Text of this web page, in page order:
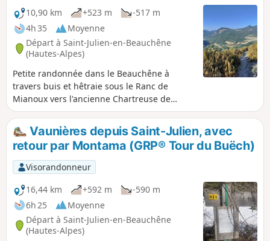
10,90 km
+523 m
-517 m
4h 35
Moyenne
Départ à Saint-Julien-en-Beauchêne
(Hautes-Alpes)
Petite randonnée dans le Beauchêne à
travers buis et hêtraie sous le Ranc de
Mianoux vers l'ancienne Chartreuse de
Durbon.
Vaunières depuis Saint-Julien, avec
retour par Montama (GRP® Tour du Buëch)
Visorandonneur
16,44 km
+592 m
-590 m
6h 25
Moyenne
Départ à Saint-Julien-en-Beauchêne
(Hautes-Alpes)